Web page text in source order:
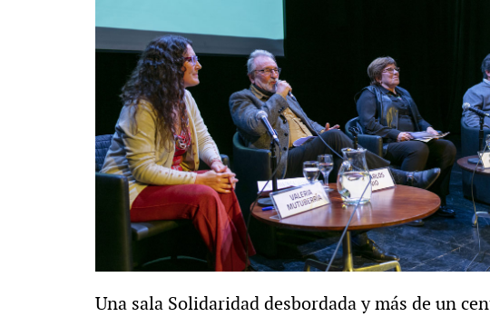
Una sala Solidaridad desbordada y más de un